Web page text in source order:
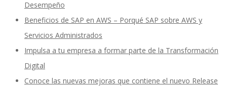
System Builder
Client Sync
Desempeño
Beneficios de SAP en AWS – Porqué SAP sobre AWS y
Servicios Administrados
Impulsa a tu empresa a formar parte de la Transformación
Digital
Conoce las nuevas mejoras que contiene el nuevo Release